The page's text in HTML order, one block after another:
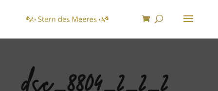
dsc_8804_2_2_2